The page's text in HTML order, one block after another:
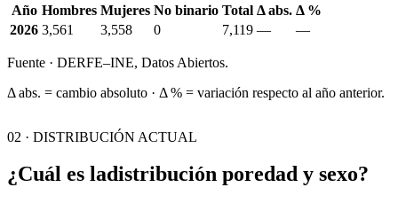
Año Hombres Mujeres No binario Total Δ abs. Δ %
2026 3,561 3,558 0 7,119 — —
Fuente · DERFE–INE, Datos Abiertos.
Δ abs. = cambio absoluto · Δ % = variación respecto al año anterior.
02 · DISTRIBUCIÓN ACTUAL
¿Cuál es ladistribución poredad y sexo?